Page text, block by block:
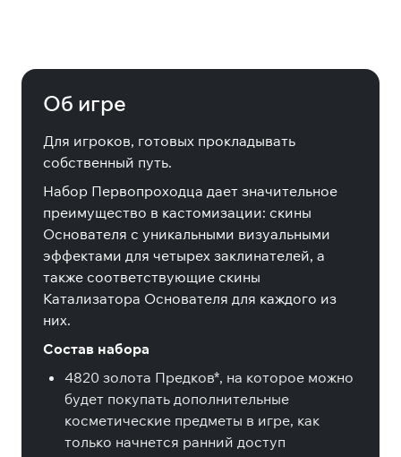
Об игре
Для игроков, готовых прокладывать
собственный путь.
Набор Первопроходца дает значительное
преимущество в кастомизации: скины
Основателя с уникальными визуальными
эффектами для четырех заклинателей, а
также соответствующие скины
Катализатора Основателя для каждого из
них.
Состав набора
4820 золота Предков*, на которое можно
будет покупать дополнительные
косметические предметы в игре, как
только начнется ранний доступ